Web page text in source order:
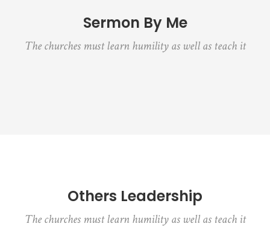
Sermon By Me
The churches must learn humility as well as teach it
Others Leadership
The churches must learn humility as well as teach it